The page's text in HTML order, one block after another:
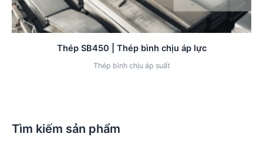
Tìm kiếm sản phẩm
Thép SB450 | Thép bình chịu áp lực
Thép bình chịu áp suất